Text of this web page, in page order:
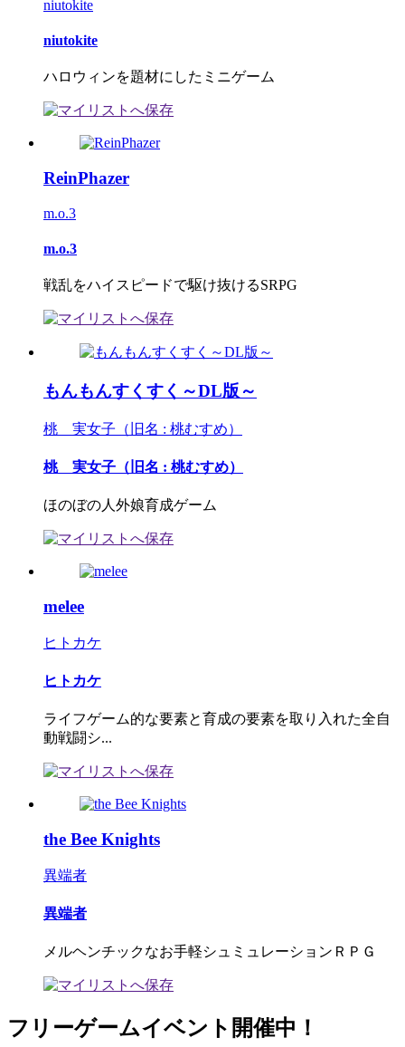
niutokite
niutokite
ハロウィンを題材にしたミニゲーム
ReinPhazer
m.o.3
m.o.3
戦乱をハイスピードで駆け抜けるSRPG
もんもんすくすく～DL版～
桃 実女子（旧名 : 桃むすめ）
桃 実女子（旧名 : 桃むすめ）
ほのぼの人外娘育成ゲーム
melee
ヒトカケ
ヒトカケ
ライフゲーム的な要素と育成の要素を取り入れた全自
動戦闘シ...
the Bee Knights
異端者
異端者
メルヘンチックなお手軽シュミュレーションＲＰＧ
フリーゲームイベント開催中！